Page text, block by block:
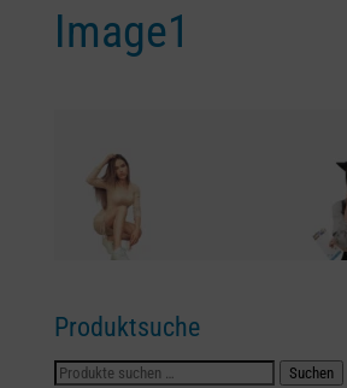
Image1
Produktsuche
Suchen
Suchen